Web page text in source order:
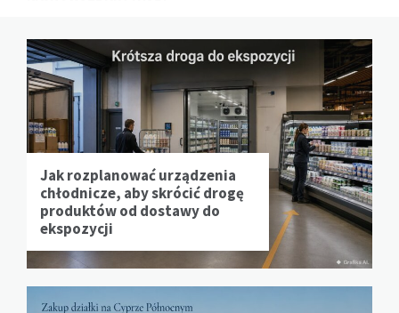
Jak rozplanować urządzenia
chłodnicze, aby skrócić drogę
produktów od dostawy do
ekspozycji